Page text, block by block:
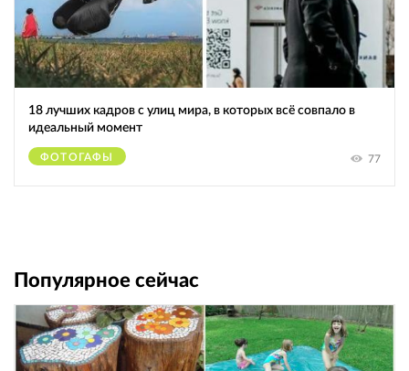
18 лучших кадров с улиц мира, в которых всё совпало в
идеальный момент
ФОТОГАФЫ 77
Популярное сейчас